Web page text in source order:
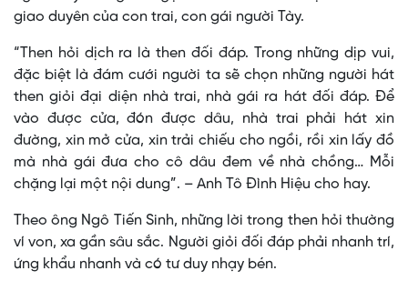
giao duyên của con trai, con gái người Tày.
“Then hỏi dịch ra là then đối đáp. Trong những dịp vui,
đặc biệt là đám cưới người ta sẽ chọn những người hát
then giỏi đại diện nhà trai, nhà gái ra hát đối đáp. Để
vào được cửa, đón được dâu, nhà trai phải hát xin
đường, xin mở cửa, xin trải chiếu cho ngồi, rồi xin lấy đồ
mà nhà gái đưa cho cô dâu đem về nhà chồng… Mỗi
chặng lại một nội dung”. – Anh Tô Đình Hiệu cho hay.
Theo ông Ngô Tiến Sinh, những lời trong then hỏi thường
ví von, xa gần sâu sắc. Người giỏi đối đáp phải nhanh trí,
ứng khẩu nhanh và có tư duy nhạy bén.